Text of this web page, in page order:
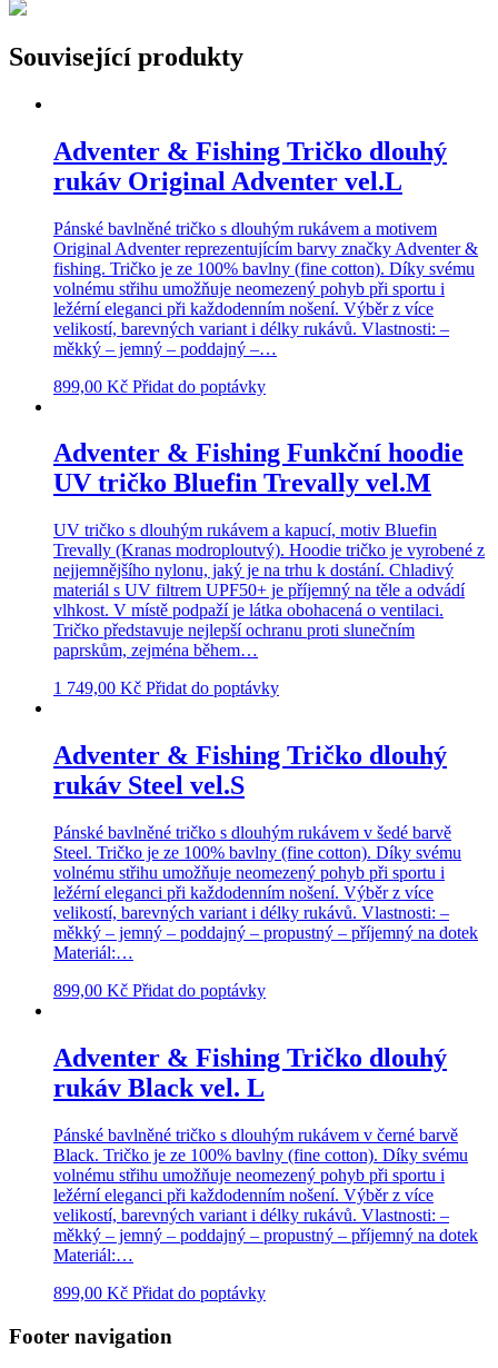
Související produkty
Adventer & Fishing Tričko dlouhý
rukáv Original Adventer vel.L
Pánské bavlněné tričko s dlouhým rukávem a motivem
Original Adventer reprezentujícím barvy značky Adventer &
fishing. Tričko je ze 100% bavlny (fine cotton). Díky svému
volnému střihu umožňuje neomezený pohyb při sportu i
ležérní eleganci při každodenním nošení. Výběr z více
velikostí, barevných variant i délky rukávů. Vlastnosti: –
měkký – jemný – poddajný –…
899,00 Kč Přidat do poptávky
Adventer & Fishing Funkční hoodie
UV tričko Bluefin Trevally vel.M
UV tričko s dlouhým rukávem a kapucí, motiv Bluefin
Trevally (Kranas modroploutvý). Hoodie tričko je vyrobené z
nejjemnějšího nylonu, jaký je na trhu k dostání. Chladivý
materiál s UV filtrem UPF50+ je příjemný na těle a odvádí
vlhkost. V místě podpaží je látka obohacená o ventilaci.
Tričko představuje nejlepší ochranu proti slunečním
paprskům, zejména během…
1 749,00 Kč Přidat do poptávky
Adventer & Fishing Tričko dlouhý
rukáv Steel vel.S
Pánské bavlněné tričko s dlouhým rukávem v šedé barvě
Steel. Tričko je ze 100% bavlny (fine cotton). Díky svému
volnému střihu umožňuje neomezený pohyb při sportu i
ležérní eleganci při každodenním nošení. Výběr z více
velikostí, barevných variant i délky rukávů. Vlastnosti: –
měkký – jemný – poddajný – propustný – příjemný na dotek
Materiál:…
899,00 Kč Přidat do poptávky
Adventer & Fishing Tričko dlouhý
rukáv Black vel. L
Pánské bavlněné tričko s dlouhým rukávem v černé barvě
Black. Tričko je ze 100% bavlny (fine cotton). Díky svému
volnému střihu umožňuje neomezený pohyb při sportu i
ležérní eleganci při každodenním nošení. Výběr z více
velikostí, barevných variant i délky rukávů. Vlastnosti: –
měkký – jemný – poddajný – propustný – příjemný na dotek
Materiál:…
899,00 Kč Přidat do poptávky
Footer navigation